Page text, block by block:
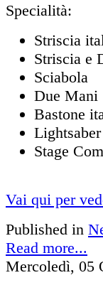
Specialità:
Striscia
Striscia e
Sciabola
Due Mani
Bastone
Lightsaber
Stage
Vai qui per
Published in
Read more...
Mercoledì, 05